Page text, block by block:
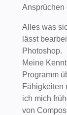
Ansprüchen
Alles was
lässt
Photoshop.
Meine
Programm
Fähigkeiten
ich mich
von